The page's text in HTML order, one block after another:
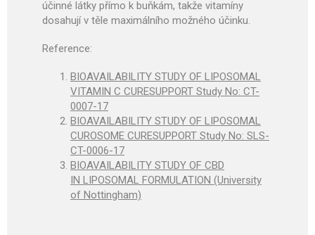
účinné látky přímo k buňkám, takže vitamíny
dosahují v těle maximálního možného účinku.
Reference:
BIOAVAILABILITY STUDY OF LIPOSOMAL
VITAMIN C CURESUPPORT Study No: CT-
0007-17
BIOAVAILABILITY STUDY OF LIPOSOMAL
CUROSOME CURESUPPORT Study No: SLS-
CT-0006-17
BIOAVAILABILITY STUDY OF CBD
IN LIPOSOMAL FORMULATION (University
of Nottingham)